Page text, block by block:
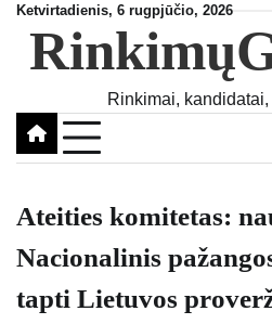
Skip
content
Ketvirtadienis, 6 rugpjūčio, 2026
Rinkimai,
Ateities komitetas:
Nacionalinis
tapti Lietuvos